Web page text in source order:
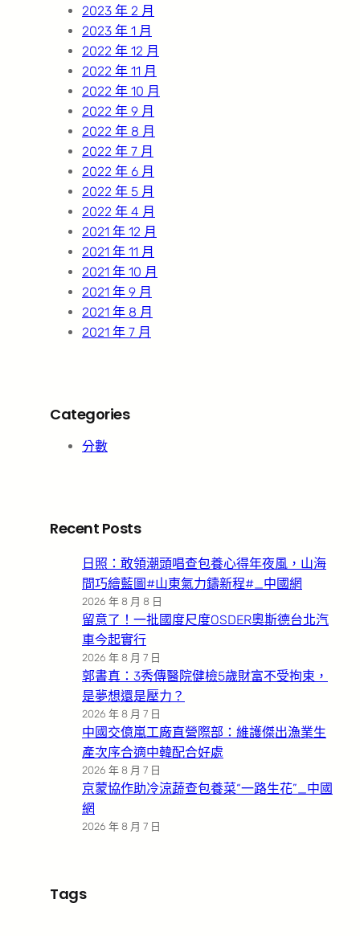
2023 年 2 月
2023 年 1 月
2022 年 12 月
2022 年 11 月
2022 年 10 月
2022 年 9 月
2022 年 8 月
2022 年 7 月
2022 年 6 月
2022 年 5 月
2022 年 4 月
2021 年 12 月
2021 年 11 月
2021 年 10 月
2021 年 9 月
2021 年 8 月
2021 年 7 月
Categories
分數
Recent Posts
日照：敢領潮頭唱查包養心得年夜風，山海
間巧繪藍圖#山東氣力鑄新程#_中國網
2026 年 8 月 8 日
留意了！一批國度尺度OSDER奧斯德台北汽
車今起實行
2026 年 8 月 7 日
郭書真：3秀傳醫院健檢5歲財富不受拘束，
是夢想還是壓力？
2026 年 8 月 7 日
中國交億嵐工廠直營際部：維護傑出漁業生
產次序合適中韓配合好處
2026 年 8 月 7 日
京蒙協作助冷涼蔬查包養菜“一路生花”_中國
網
2026 年 8 月 7 日
Tags